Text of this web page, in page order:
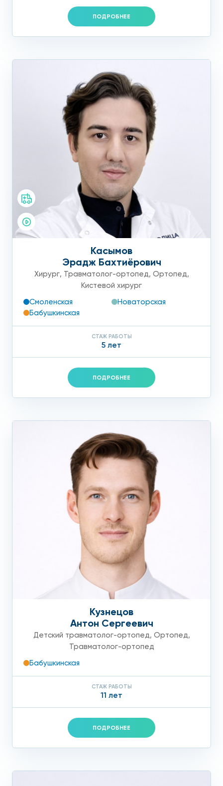
ПОДРОБНЕЕ
Касымов
Эрадж Бахтиёрович
Хирург, Травматолог-ортопед, Ортопед,
Кистевой хирург
Смоленская
Новаторская
Бабушкинская
СТАЖ РАБОТЫ
5 лет
ПОДРОБНЕЕ
Кузнецов
Антон Сергеевич
Детский травматолог-ортопед, Ортопед,
Травматолог-ортопед
Бабушкинская
СТАЖ РАБОТЫ
11 лет
ПОДРОБНЕЕ